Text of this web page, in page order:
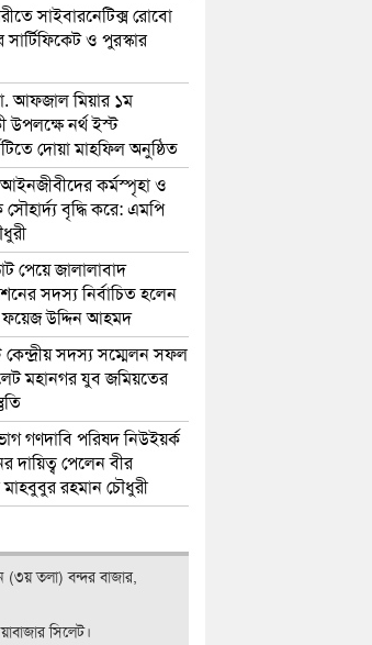
সাইবারনেটিক্স রোবো
ও পুরস্কার
আফজাল মিয়ার ১ম
উপলক্ষে নর্থ ইস্ট
দোয়া মাহফিল অনুষ্ঠিত
আইনজীবীদের কর্মস্পৃহা ও
বৃদ্ধি করে: এমপি
পেয়ে জালালাবাদ
সদস্য নির্বাচিত হলেন
ফয়েজ উদ্দিন আহমদ
সদস্য সম্মেলন সফল
মহানগর যুব জমিয়তের
গণদাবি পরিষদ নিউইয়র্ক
দায়িত্ব পেলেন বীর
মাহবুবুর রহমান চৌধুরী
(৩য় তলা) বন্দর বাজার,
সিলেট।